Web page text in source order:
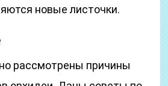
новые листочки.
рассмотрены причины